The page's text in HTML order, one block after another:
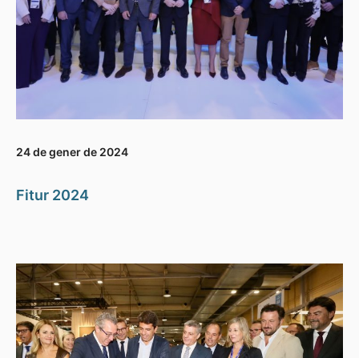
24 de gener de 2024
Fitur 2024